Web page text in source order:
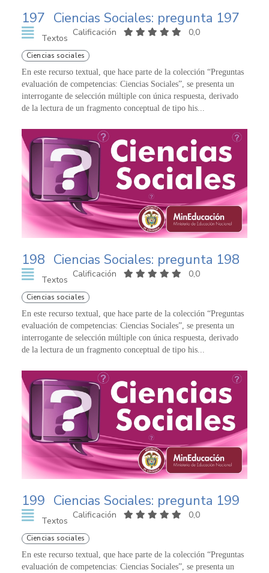
197 Ciencias Sociales: pregunta 197
Textos
Calificación 0,0
Ciencias sociales
En este recurso textual, que hace parte de la colección “Preguntas
evaluación de competencias: Ciencias Sociales”, se presenta un
interrogante de selección múltiple con única respuesta, derivado
de la lectura de un fragmento conceptual de tipo his...
198 Ciencias Sociales: pregunta 198
Textos
Calificación 0,0
Ciencias sociales
En este recurso textual, que hace parte de la colección “Preguntas
evaluación de competencias: Ciencias Sociales”, se presenta un
interrogante de selección múltiple con única respuesta, derivado
de la lectura de un fragmento conceptual de tipo his...
199 Ciencias Sociales: pregunta 199
Textos
Calificación 0,0
Ciencias sociales
En este recurso textual, que hace parte de la colección “Preguntas
evaluación de competencias: Ciencias Sociales”, se presenta un